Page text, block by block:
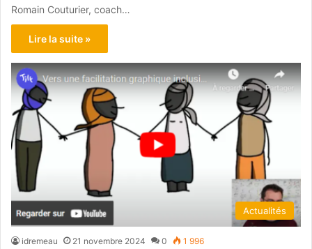
Romain Couturier, coach…
Lire la suite »
Actualités
idremeau 21 novembre 2024 0 1 996